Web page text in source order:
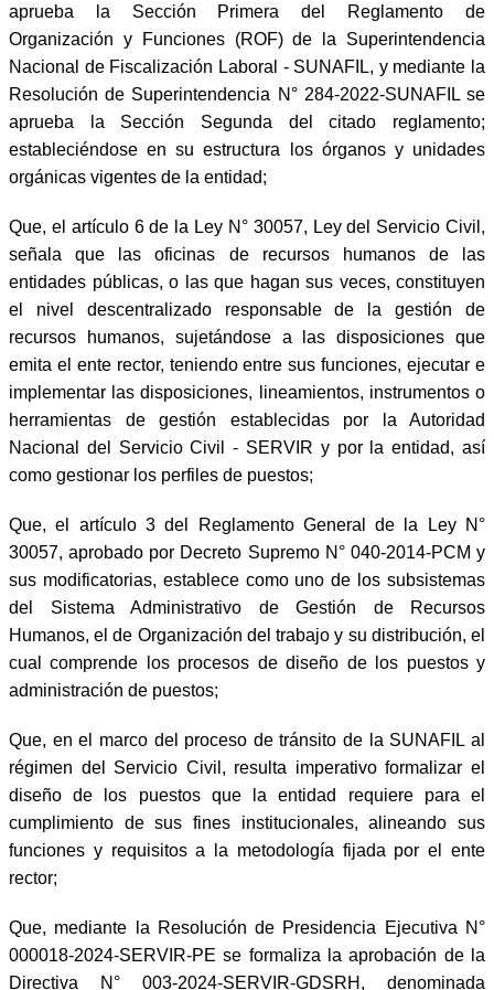
aprueba la Sección Primera del Reglamento de
Organización y Funciones (ROF) de la Superintendencia
Nacional de Fiscalización Laboral - SUNAFIL, y mediante la
Resolución de Superintendencia N° 284-2022-SUNAFIL se
aprueba la Sección Segunda del citado reglamento;
estableciéndose en su estructura los órganos y unidades
orgánicas vigentes de la entidad;
Que, el artículo 6 de la Ley N° 30057, Ley del Servicio Civil,
señala que las oficinas de recursos humanos de las
entidades públicas, o las que hagan sus veces, constituyen
el nivel descentralizado responsable de la gestión de
recursos humanos, sujetándose a las disposiciones que
emita el ente rector, teniendo entre sus funciones, ejecutar e
implementar las disposiciones, lineamientos, instrumentos o
herramientas de gestión establecidas por la Autoridad
Nacional del Servicio Civil - SERVIR y por la entidad, así
como gestionar los perfiles de puestos;
Que, el artículo 3 del Reglamento General de la Ley N°
30057, aprobado por Decreto Supremo N° 040-2014-PCM y
sus modificatorias, establece como uno de los subsistemas
del Sistema Administrativo de Gestión de Recursos
Humanos, el de Organización del trabajo y su distribución, el
cual comprende los procesos de diseño de los puestos y
administración de puestos;
Que, en el marco del proceso de tránsito de la SUNAFIL al
régimen del Servicio Civil, resulta imperativo formalizar el
diseño de los puestos que la entidad requiere para el
cumplimiento de sus fines institucionales, alineando sus
funciones y requisitos a la metodología fijada por el ente
rector;
Que, mediante la Resolución de Presidencia Ejecutiva N°
000018-2024-SERVIR-PE se formaliza la aprobación de la
Directiva N° 003-2024-SERVIR-GDSRH, denominada